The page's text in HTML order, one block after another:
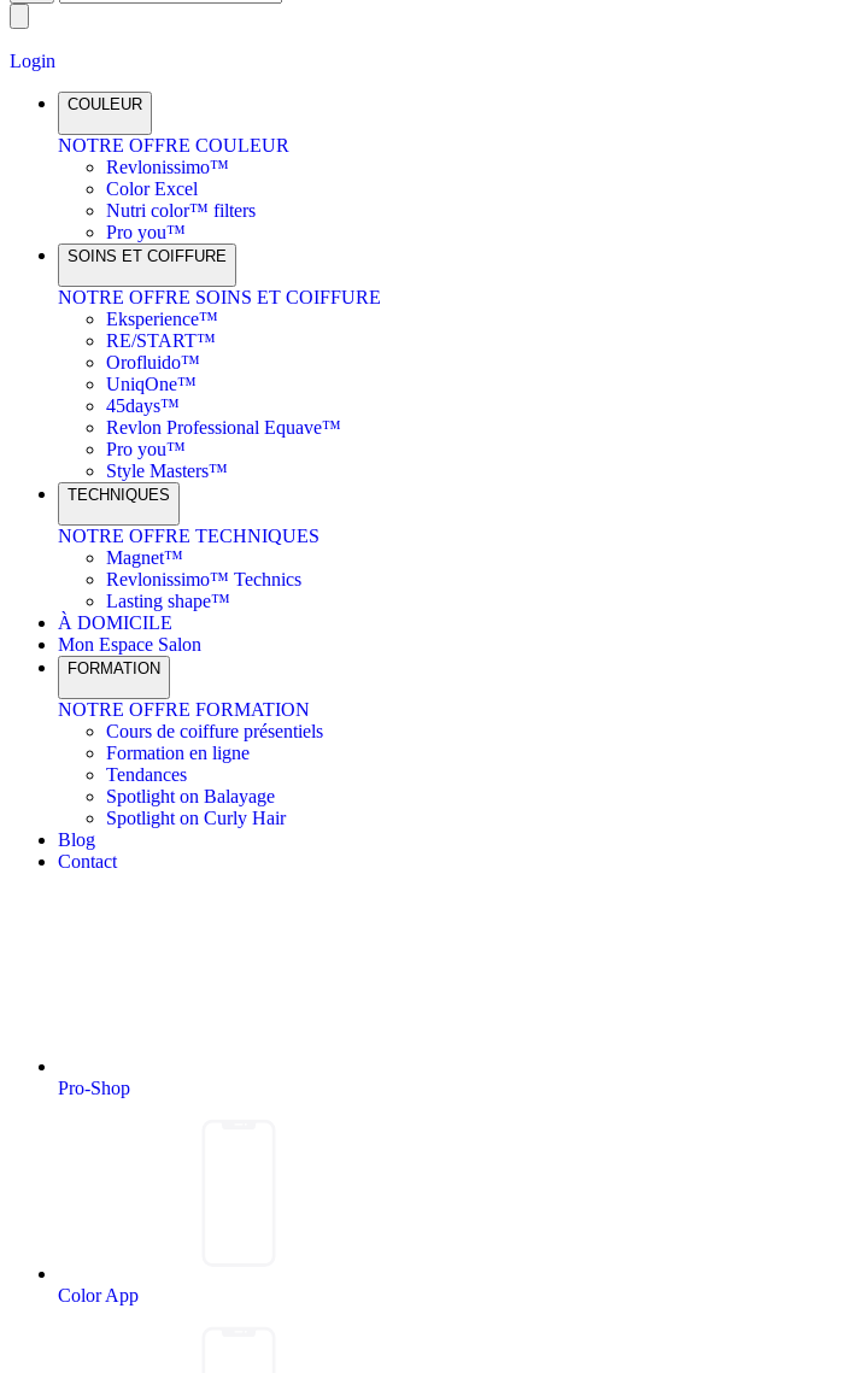
Login
COULEUR
NOTRE OFFRE COULEUR
Revlonissimo™
Color Excel
Nutri color™ filters
Pro you™
SOINS ET COIFFURE
NOTRE OFFRE SOINS ET COIFFURE
Eksperience™
RE/START™
Orofluido™
UniqOne™
45days™
Revlon Professional Equave™
Pro you™
Style Masters™
TECHNIQUES
NOTRE OFFRE TECHNIQUES
Magnet™
Revlonissimo™ Technics
Lasting shape™
À DOMICILE
Mon Espace Salon
FORMATION
NOTRE OFFRE FORMATION
Cours de coiffure présentiels
Formation en ligne
Tendances
Spotlight on Balayage
Spotlight on Curly Hair
Blog
Contact
Pro-Shop
Color App